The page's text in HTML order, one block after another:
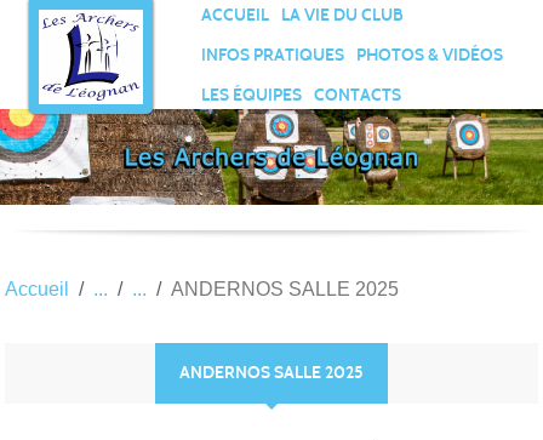
ACCUEIL
LA VIE DU CLUB
INFOS PRATIQUES
PHOTOS & VIDÉOS
LES ÉQUIPES
CONTACTS
Accueil ANDERNOS SALLE 2025
ANDERNOS SALLE 2025
Panneau de gestion des cookies